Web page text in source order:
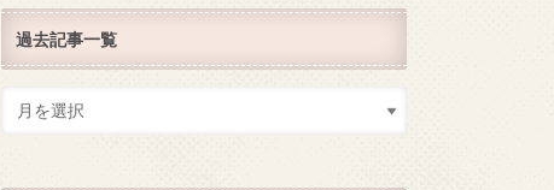
過去記事一覧